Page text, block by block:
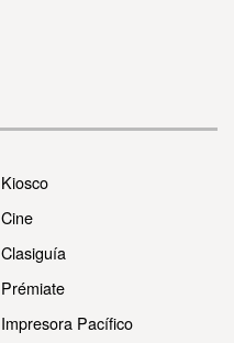
Kiosco
Cine
Clasiguía
Prémiate
Impresora Pacífico